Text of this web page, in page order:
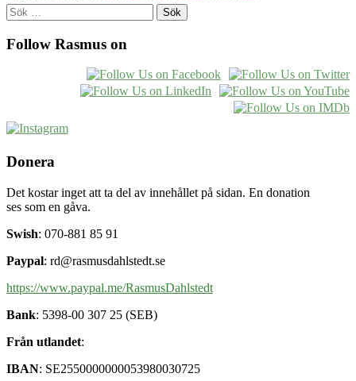
Sök
efter:
Follow Rasmus on
Donera
Det kostar inget att ta del av innehållet på sidan. En donation
ses som en gåva.
Swish: 070-881 85 91
Paypal: rd@rasmusdahlstedt.se
https://www.paypal.me/RasmusDahlstedt
Bank: 5398-00 307 25 (SEB)
Från utlandet:
IBAN: SE2550000000053980030725